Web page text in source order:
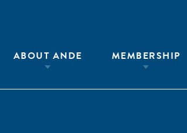
ABOUT ANDE MEMBERSHIP